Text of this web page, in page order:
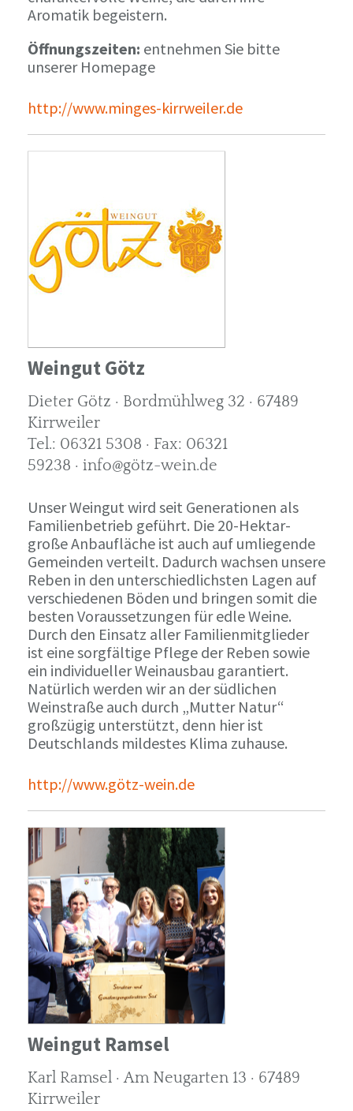
Aromatik begeistern.
Öffnungszeiten: entnehmen Sie bitte
unserer Homepage
http://www.minges-kirrweiler.de
Weingut Götz
Dieter Götz · Bordmühlweg 32 · 67489
Kirrweiler
Tel.: 06321 5308 · Fax: 06321
59238 · info@götz-wein.de
Unser Weingut wird seit Generationen als
Familienbetrieb geführt. Die 20-Hektar-
große Anbaufläche ist auch auf umliegende
Gemeinden verteilt. Dadurch wachsen unsere
Reben in den unterschiedlichsten Lagen auf
verschiedenen Böden und bringen somit die
besten Voraussetzungen für edle Weine.
Durch den Einsatz aller Familienmitglieder
ist eine sorgfältige Pflege der Reben sowie
ein individueller Weinausbau garantiert.
Natürlich werden wir an der südlichen
Weinstraße auch durch „Mutter Natur“
großzügig unterstützt, denn hier ist
Deutschlands mildestes Klima zuhause.
http://www.götz-wein.de
Weingut Ramsel
Karl Ramsel · Am Neugarten 13 · 67489
Kirrweiler